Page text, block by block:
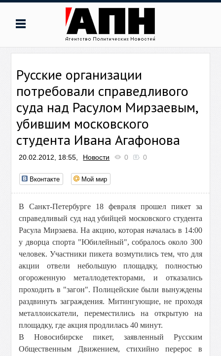
Русские организации
потребовали справедливого
суда над Расулом Мирзаевым,
убившим московского
студента Ивана Агафонова
20.02.2012, 18:55, Новости 0 0
Вконтакте Мой мир
В Санкт-Петербурге 18 февраля прошел пикет за
справедливый суд над убийцей московского студента
Расула Мирзаева. На акцию, которая началась в 14:00
у дворца спорта "Юбилейный", собралось около 300
человек. Участники пикета возмутились тем, что для
акции отвели небольшую площадку, полностью
огороженную металлодетекторами, и отказались
проходить в "загон". Полицейские были вынуждены
раздвинуть заграждения. Митингующие, не проходя
металлоискатели, переместились на открытую на
площадку, где акция продлилась 40 минут.
В Новосибирске пикет, заявленный Русским
Общественным Движением, стихийно перерос в